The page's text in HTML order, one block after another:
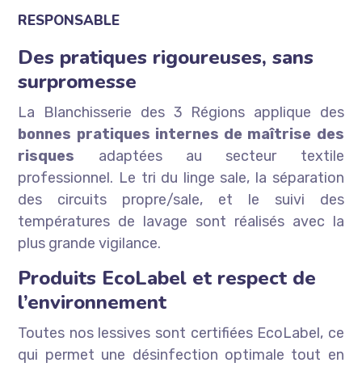
RESPONSABLE
Des pratiques rigoureuses, sans
surpromesse
La Blanchisserie des 3 Régions applique des
bonnes pratiques internes de maîtrise des
risques adaptées au secteur textile
professionnel. Le tri du linge sale, la séparation
des circuits propre/sale, et le suivi des
températures de lavage sont réalisés avec la
plus grande vigilance.
Produits EcoLabel et respect de
l’environnement
Toutes nos lessives sont certifiées EcoLabel, ce
qui permet une désinfection optimale tout en